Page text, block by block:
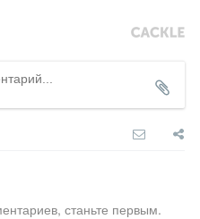
станьте первым.